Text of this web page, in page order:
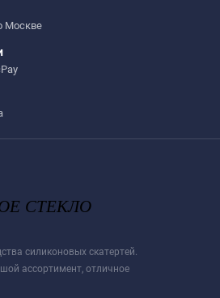
Москве
силиконовых скатертей.
ассортимент, отличное